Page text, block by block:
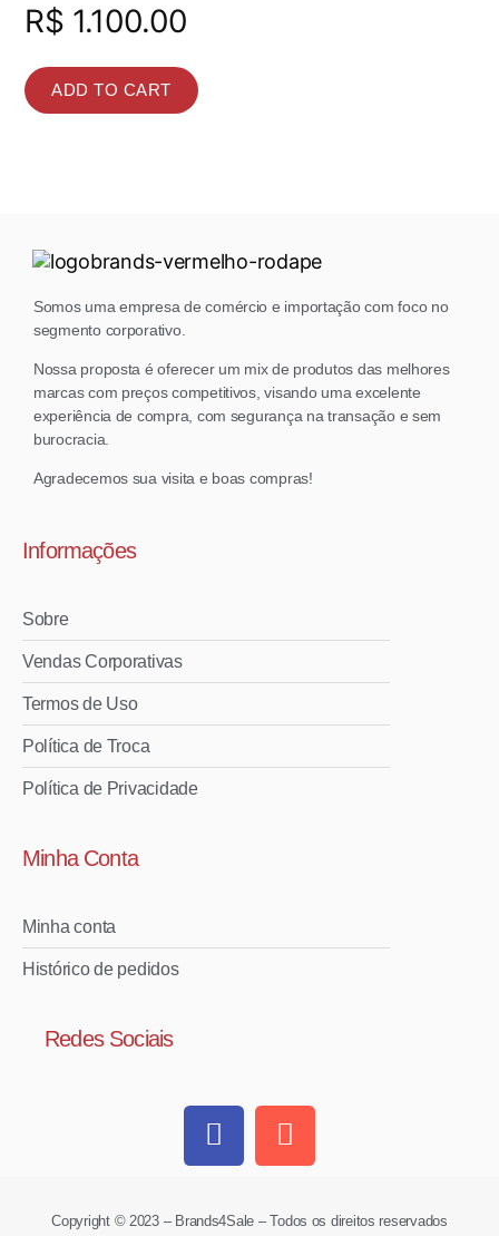
R$ 1.100.00
ADD TO CART
Somos uma empresa de comércio e importação com foco no
segmento corporativo.
Nossa proposta é oferecer um mix de produtos das melhores
marcas com preços competitivos, visando uma excelente
experiência de compra, com segurança na transação e sem
burocracia.
Agradecemos sua visita e boas compras!
Informações
Sobre
Vendas Corporativas
Termos de Uso
Política de Troca
Política de Privacidade
Minha Conta
Minha conta
Histórico de pedidos
Redes Sociais
Copyright © 2023 – Brands4Sale – Todos os direitos reservados